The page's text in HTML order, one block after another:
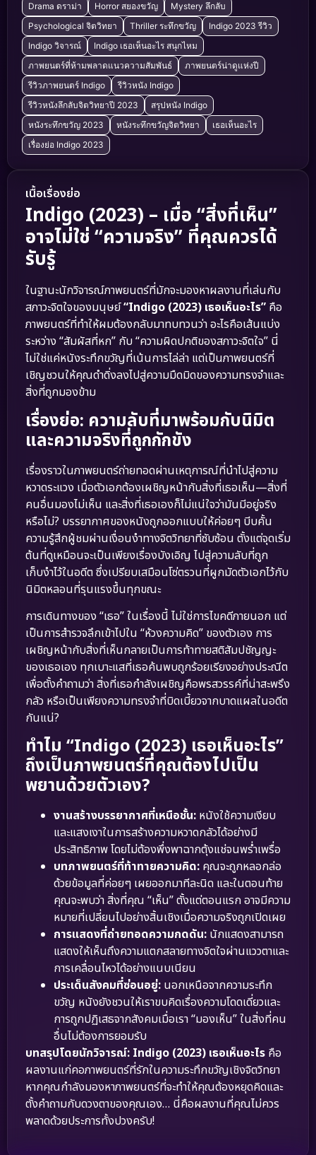
Drama ดราม่า Horror สยองขวัญ
Mystery ลึกลับ
Psychological จิตวิทยา
Thriller ระทึกขวัญ
Indigo 2023 รีวิว
Indigo วิจารณ์
Indigo เธอเห็นอะไร สนุกไหม
ภาพยนตร์ที่ห้ามพลาดแนวความสัมพันธ์
ภาพยนตร์น่าดูแห่งปี
รีวิวภาพยนตร์ Indigo
รีวิวหนัง Indigo
รีวิวหนังลึกลับจิตวิทยาปี 2023
สรุปหนัง Indigo
หนังระทึกขวัญ 2023
หนังระทึกขวัญจิตวิทยา
เธอเห็นอะไร
เรื่องย่อ Indigo 2023
เนื้อเรื่องย่อ
Indigo (2023) – เมื่อ “สิ่งที่เห็น”
อาจไม่ใช่ “ความจริง” ที่คุณควรได้
รับรู้
ในฐานะนักวิจารณ์ภาพยนตร์ที่มักจะมองหาผลงานที่เล่นกับ
สภาวะจิตใจของมนุษย์“Indigo (2023) เธอเห็นอะไร” คือ
ภาพยนตร์ที่ทำให้ผมต้องกลับมาทบทวนว่า อะไรคือเส้นแบ่ง
ระหว่าง “สัมผัสที่หก” กับ “ความผิดปกติของสภาวะจิตใจ” นี่
ไม่ใช่แค่หนังระทึกขวัญที่เน้นการไล่ล่า แต่เป็นภาพยนตร์ที่
เชิญชวนให้คุณดำดิ่งลงไปสู่ความมืดมิดของความทรงจำและ
สิ่งที่ถูกมองข้าม
เรื่องย่อ: ความลับที่มาพร้อมกับนิมิต
และความจริงที่ถูกกักขัง
เรื่องราวในภาพยนตร์ถ่ายทอดผ่านเหตุการณ์ที่นำไปสู่ความ
หวาดระแวง เมื่อตัวเอกต้องเผชิญหน้ากับสิ่งที่เธอเห็น—สิ่งที่
คนอื่นมองไม่เห็น และสิ่งที่เธอเองก็ไม่แน่ใจว่ามันมีอยู่จริง
หรือไม่? บรรยากาศของหนังถูกออกแบบให้ค่อยๆ บีบคั้น
ความรู้สึกผู้ชมผ่านเงื่อนงำทางจิตวิทยาที่ซับซ้อน ตั้งแต่จุดเริ่ม
ต้นที่ดูเหมือนจะเป็นเพียงเรื่องบังเอิญ ไปสู่ความลับที่ถูก
เก็บงำไว้ในอดีต ซึ่งเปรียบเสมือนโซ่ตรวนที่ผูกมัดตัวเอกไว้กับ
นิมิตหลอนที่รุนแรงขึ้นทุกขณะ
การเดินทางของ “เธอ” ในเรื่องนี้ ไม่ใช่การไขคดีภายนอก แต่
เป็นการสำรวจลึกเข้าไปใน “ห้วงความคิด” ของตัวเอง การ
เผชิญหน้ากับสิ่งที่เห็นกลายเป็นการท้าทายสติสัมปชัญญะ
ของเธอเอง ทุกเบาะแสที่เธอค้นพบถูกร้อยเรียงอย่างประณีต
เพื่อตั้งคำถามว่า สิ่งที่เธอกำลังเผชิญคือพรสวรรค์ที่น่าสะพรึง
กลัว หรือเป็นเพียงความทรงจำที่บิดเบี้ยวจากบาดแผลในอดีต
กันแน่?
ทำไม “Indigo (2023) เธอเห็นอะไร”
ถึงเป็นภาพยนตร์ที่คุณต้องไปเป็น
พยานด้วยตัวเอง?
งานสร้างบรรยากาศที่เหนือชั้น: หนังใช้ความเงียบ
และแสงเงาในการสร้างความหวาดกลัวได้อย่างมี
ประสิทธิภาพ โดยไม่ต้องพึ่งพาฉากตุ้งแช่จนพร่ำเพรื่อ
บทภาพยนตร์ที่ท้าทายความคิด: คุณจะถูกหลอกล่อ
ด้วยข้อมูลที่ค่อยๆ เผยออกมาทีละนิด และในตอนท้าย
คุณจะพบว่า สิ่งที่คุณ “เห็น” ตั้งแต่ตอนแรก อาจมีความ
หมายที่เปลี่ยนไปอย่างสิ้นเชิงเมื่อความจริงถูกเปิดเผย
การแสดงที่ถ่ายทอดความกดดัน: นักแสดงสามารถ
แสดงให้เห็นถึงความแตกสลายทางจิตใจผ่านแววตาและ
การเคลื่อนไหวได้อย่างแนบเนียน
ประเด็นสังคมที่ซ่อนอยู่: นอกเหนือจากความระทึก
ขวัญ หนังยังชวนให้เราขบคิดเรื่องความโดดเดี่ยวและ
การถูกปฏิเสธจากสังคมเมื่อเรา “มองเห็น” ในสิ่งที่คน
อื่นไม่ต้องการยอมรับ
บทสรุปโดยนักวิจารณ์: Indigo (2023) เธอเห็นอะไร คือ
ผลงานแก่คอภาพยนตร์ที่รักในความระทึกขวัญเชิงจิตวิทยา
หากคุณกำลังมองหาภาพยนตร์ที่จะทำให้คุณต้องหยุดคิดและ
ตั้งคำถามกับดวงตาของคุณเอง… นี่คือผลงานที่คุณไม่ควร
พลาดด้วยประการทั้งปวงครับ!